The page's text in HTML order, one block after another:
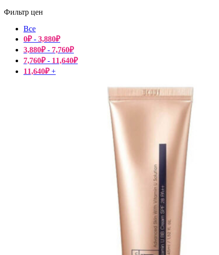
Фильтр цен
Все
0₽- 3,880₽
3,880₽- 7,760₽
7,760₽- 11,640₽
11,640₽+